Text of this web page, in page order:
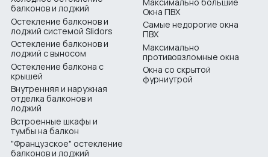
балконов и лоджий
Остекление балконов и
лоджий системой Slidors
Остекление балконов и
лоджий с выносом
Остекление балкона с
крышей
Внутренняя и наружная
отделка балконов и
лоджий
Встроенные шкафы и
тумбы на балкон
"Французское" остекление
балконов и лоджий
Окна ПВХ
Самые недорогие окна
ПВХ
Максимально
противовзломные окна
Окна со скрытой
фурниутрой